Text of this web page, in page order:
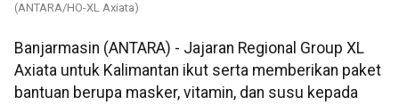
(ANTARA/HO-XL Axiata)
Banjarmasin (ANTARA) - Jajaran Regional Group XL
Axiata untuk Kalimantan ikut serta memberikan paket
bantuan berupa masker, vitamin, dan susu kepada